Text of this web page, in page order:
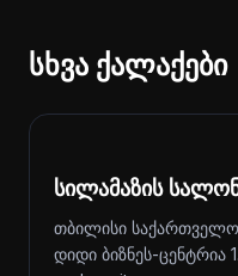
სხვა ქალაქები
სილამაზის
თბილისი
დიდი ბიზნეს-